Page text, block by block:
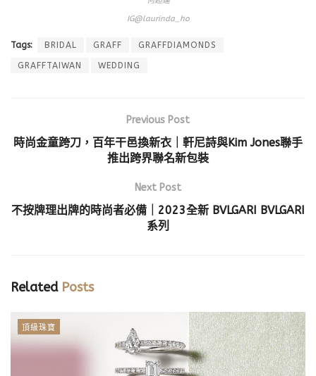
IG@laurinda_ho
Tags: BRIDAL GRAFF GRAFFDIAMONDS
GRAFFTAIWAN WEDDING
Previous Post
時尚金童跨刀，百年干邑換新衣｜軒尼詩與Kim Jones聯手
推出跨界聯名新包裝
Next Post
不按牌理出牌的時尚者必備｜2023全新 BVLGARI BVLGARI
系列
RelatedPosts
頂級珠寶